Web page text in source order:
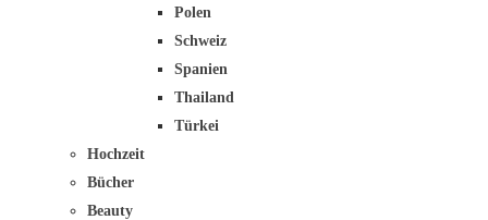
Polen
Schweiz
Spanien
Thailand
Türkei
Hochzeit
Bücher
Beauty